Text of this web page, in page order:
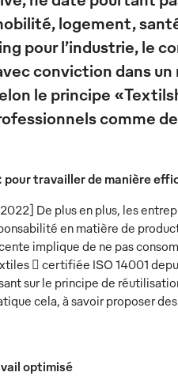
logement,
pour l’industrie, le
conviction dans
le principe
comme
pour travailler de manière
De plus en plus, les
en matière de
implique de ne pas
 certifiée ISO 14001
sur le principe de
cela, à savoir proposer
optimisé